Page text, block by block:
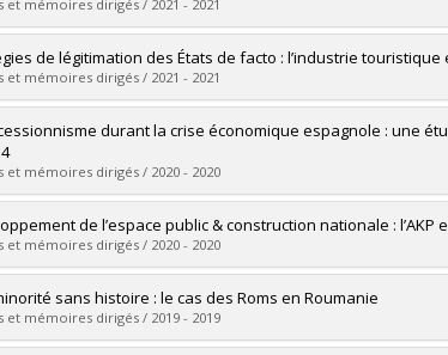
obtenu :Ph. D.
le document dans Papyrus
et mémoires dirigés / 2021 - 2021
: Heimpel, Daniela
Doctorat
obtenu :Ph. D.
le document dans Papyrus
de légitimation des États de facto : l’industrie
et mémoires dirigés / 2021 - 2021
:Cloutier, Félix-Antoine
Maîtrise
obtenu :M. Sc.
le document dans Papyrus
durant la crise économique espagnole : une
et mémoires dirigés / 2020 - 2020
:Courcelles, Rémi
Maîtrise
obtenu :M. Sc.
le document dans Papyrus
de l’espace public & construction nationale : l’AKP
et mémoires dirigés / 2020 - 2020
: Bilodeau, Mélissa
Maîtrise
obtenu :M. Sc.
sans histoire : le cas des Roms en Roumanie
et mémoires dirigés / 2019 - 2019